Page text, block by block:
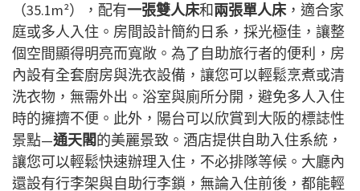
（35.1m²），配有一張雙人床和兩張單人床，適合家
庭或多人入住。房間設計簡約日系，採光極佳，讓整
個空間顯得明亮而寬敞。為了自助旅行者的便利，房
內設有全套廚房與洗衣設備，讓您可以輕鬆烹煮或清
洗衣物，無需外出。浴室與廁所分開，避免多人入住
時的擁擠不便。此外，陽台可以欣賞到大阪的標誌性
景點—通天閣的美麗景致。酒店提供自助入住系統，
讓您可以輕鬆快速辦理入住，不必排隊等候。大廳內
還設有行李架與自助行李鎖，無論入住前後，都能輕